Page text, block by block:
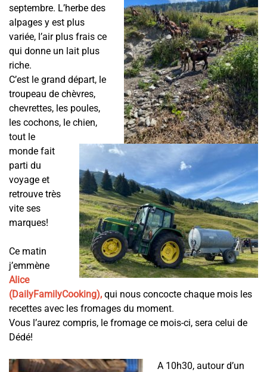
septembre. L’herbe des
alpages y est plus
variée, l’air plus frais ce
qui donne un lait plus
riche.
C’est le grand départ, le
troupeau de chèvres,
chevrettes, les poules,
les cochons, le chien,
tout le
monde fait
parti du
voyage et
retrouve très
vite ses
marques!
Ce matin
j’emmène
Alice
(DailyFamilyCooking), qui nous concocte chaque mois les
recettes avec les fromages du moment.
Vous l’aurez compris, le fromage ce mois-ci, sera celui de
Dédé!
A 10h30, autour d’un